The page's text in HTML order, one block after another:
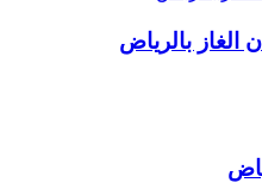
الغاز بالرياض